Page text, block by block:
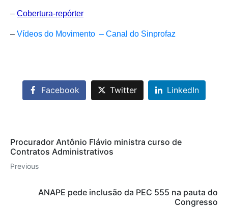
– Cobertura-repórter
– Vídeos do Movimento – Canal do Sinprofaz
Facebook Twitter LinkedIn
Procurador Antônio Flávio ministra curso de
Contratos Administrativos
Previous
ANAPE pede inclusão da PEC 555 na pauta do
Congresso